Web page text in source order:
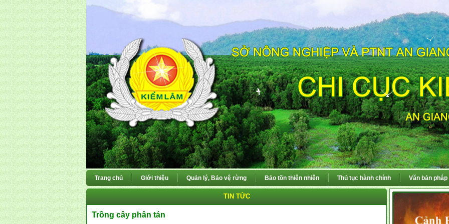
Trang chủ Giới thiệu Quản lý, Bảo vệ rừng Bảo tồn thiên nhiên Thủ tục hành chính Văn bản pháp
TIN TỨC
Trồng cây phân tán